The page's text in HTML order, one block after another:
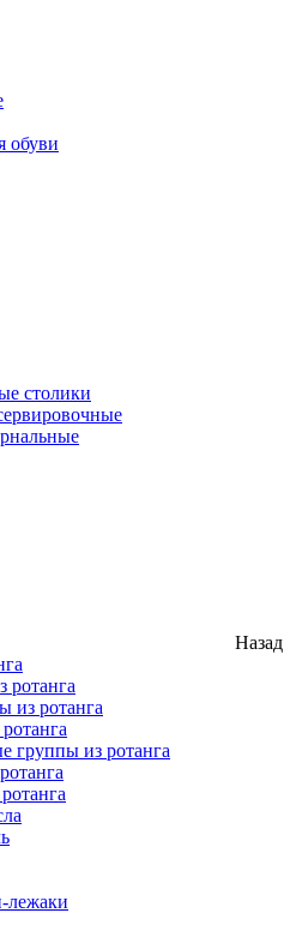
обуви
столики
Назад
ротанга
из ротанга
группы из ротанга
лежаки